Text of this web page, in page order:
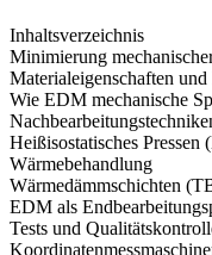
Inhaltsverzeichnis
Minimierung
Materialeigenschaften
Wie EDM mechanische
Heißisostatisches Pressen
Wärmebehandlung
Wärmedämmschichten
EDM als
Tests und